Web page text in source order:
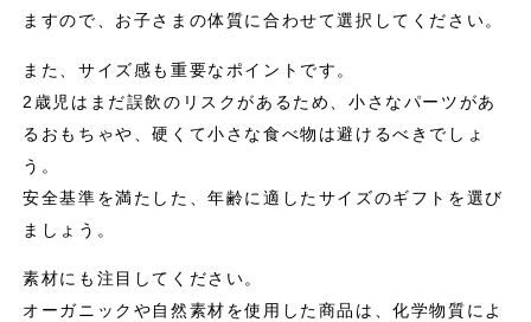
ますので、お子さまの体質に合わせて選択してください。
また、サイズ感も重要なポイントです。
2歳児はまだ誤飲のリスクがあるため、小さなパーツがあ
るおもちゃや、硬くて小さな食べ物は避けるべきでしょ
う。
安全基準を満たした、年齢に適したサイズのギフトを選び
ましょう。
素材にも注目してください。
オーガニックや自然素材を使用した商品は、化学物質によ